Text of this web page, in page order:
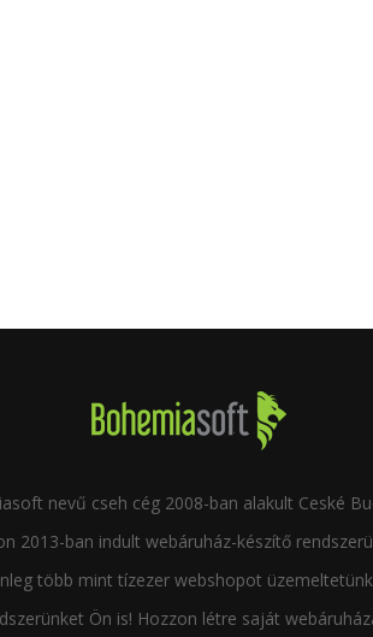
nevű cseh cég 2008-ban alakult Ceské
2013-ban indult webáruház-készítő
több mint tízezer webshopot
Ön is! Hozzon létre saját